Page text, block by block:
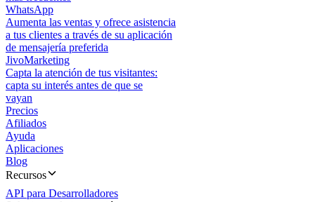
WhatsApp
Aumenta las ventas y ofrece asistencia
a tus clientes a través de su aplicación
de mensajería preferida
JivoMarketing
Capta la atención de tus visitantes:
capta su interés antes de que se
vayan
Precios
Afiliados
Ayuda
Aplicaciones
Blog
Recursos
API para Desarrolladores